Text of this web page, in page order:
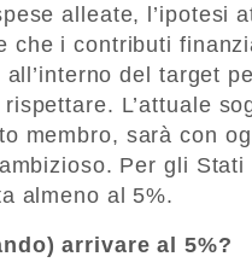
alleate, l’ipotesi
che i contributi
del target
L’attuale
membro, sarà con
Per gli
almeno al 5%.
arrivare al 5%?